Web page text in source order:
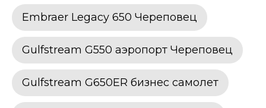
Embraer Legacy 650 Череповец
Gulfstream G550 аэропорт Череповец
Gulfstream G650ER бизнес самолет